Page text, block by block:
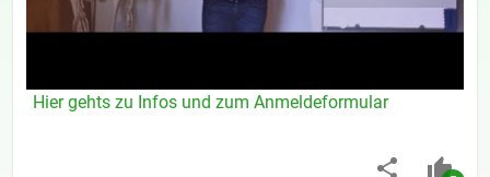
Hier gehts zu Infos und zum Anmeldeformular